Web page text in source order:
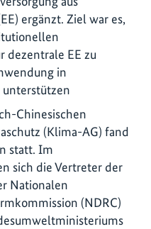
ergänzt. Ziel war es,
dezentrale EE zu
in
unterstützen
Chinesischen
(Klima-AG) fand
statt. Im
sich die Vertreter der
Nationalen
(NDRC)